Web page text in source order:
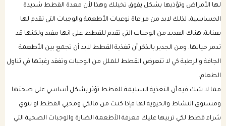
باقات الرعاية الصحية للقطط
لها الأمراض وتؤذيها بشكل يفوق تخيلك وهذا لأن معدة القطط شديدة
الحساسية، لذلك لابد من مراعاة نوعيات الأطعمة والوجبات التي تقدم لها
بعناية. هناك العديد من الوجبات التي تقدم للقطط على انها مفيد ولكنها قد
تدمر حياتها. ومن الجدير بالذكر أن تغذية القطط لابد أن تجمع بين الأطعمة
الجافة والرطبة كي لا تتعرض القطط للملل من الوجبات وتفقد رغبتها في تناول
الطعام.
مما لا شك فيه أن التغذية السليمة للقطط تؤثر بشكل أساسي على صحتها
ومستوى النشاط والحيوية لها فإذا كنت من مالكي ومحبي القطط او تنوي
شراء قطط لكي تربيها عليك معرفة الأطعمة الضارة والوجبات الصحية التي